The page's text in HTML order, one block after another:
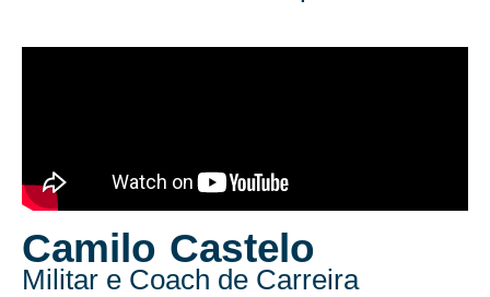
Camilo Castelo
Militar e Coach de Carreira